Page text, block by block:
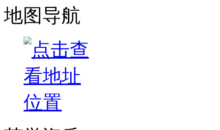
地图导航